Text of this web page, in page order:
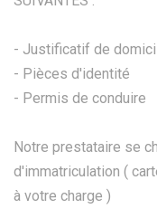
- Justificatif de
- Pièces d'identité
- Permis de conduire
Notre prestataire se
d'immatriculation (
à votre charge )